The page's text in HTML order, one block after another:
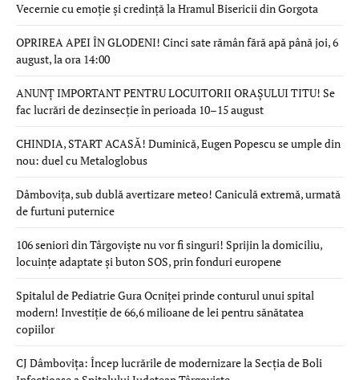
Vecernie cu emoție și credință la Hramul Bisericii din Gorgota
OPRIREA APEI ÎN GLODENI! Cinci sate rămân fără apă până joi, 6
august, la ora 14:00
ANUNȚ IMPORTANT PENTRU LOCUITORII ORAȘULUI TITU! Se
fac lucrări de dezinsecție în perioada 10–15 august
CHINDIA, START ACASĂ! Duminică, Eugen Popescu se umple din
nou: duel cu Metaloglobus
Dâmbovița, sub dublă avertizare meteo! Caniculă extremă, urmată
de furtuni puternice
106 seniori din Târgoviște nu vor fi singuri! Sprijin la domiciliu,
locuințe adaptate și buton SOS, prin fonduri europene
Spitalul de Pediatrie Gura Ocniței prinde conturul unui spital
modern! Investiție de 66,6 milioane de lei pentru sănătatea
copiilor
CJ Dâmbovița: Încep lucrările de modernizare la Secția de Boli